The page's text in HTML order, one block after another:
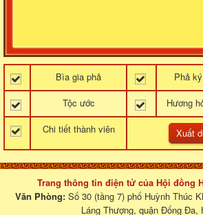
Bìa gia phả Phả ký
Tộc ước
Hương
Chi tiết thành viên
Trang thông tin điện tử của Hội đồng
Văn Phòng: Số 30 (tầng 7) phố Huỳnh Thúc
Láng Thượng, quận Đống Đa,